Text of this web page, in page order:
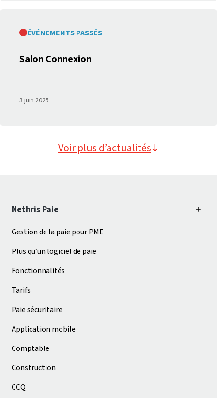
ÉVÉNEMENTS PASSÉS
Salon Connexion
3 juin 2025
Voir plus d’actualités
Nethris Paie
Gestion de la paie pour PME
Plus qu’un logiciel de paie
Fonctionnalités
Tarifs
Paie sécuritaire
Application mobile
Comptable
Construction
CCQ